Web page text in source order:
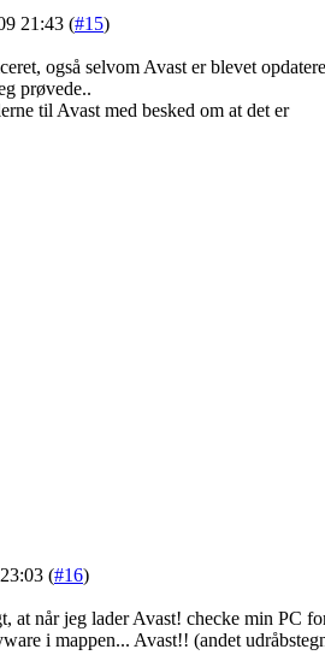
21:43 (#15)
også selvom Avast er blevet
prøvede..
til Avast med besked om at det er
(#16)
at når jeg lader Avast! checke min PC
i mappen... Avast!! (andet